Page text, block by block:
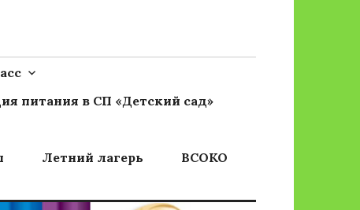
питания в СП «Детский сад»
Летний лагерь
ВСОКО